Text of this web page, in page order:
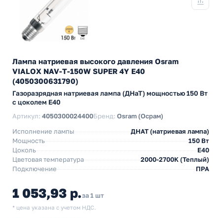
Лампа натриевая высокого давления Osram
VIALOX NAV-T-150W SUPER 4Y E40
(4050300631790)
Газоразрядная натриевая лампа (ДНаТ) мощностью 150 Вт
с цоколем E40
Артикул: 4050300024400Бренд: Osram (Осрам)
Исполнение лампы
ДНАТ (натриевая лампа)
Мощность
150 Вт
Цоколь
E40
Цветовая температура
2000-2700K (Теплый)
Подключение
ПРА
1 053,93 р.за 1 шт
* цена указана с учетом НДС.